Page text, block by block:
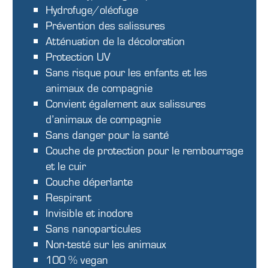
Hydrofuge/oléofuge
Prévention des salissures
Atténuation de la décoloration
Protection UV
Sans risque pour les enfants et les
animaux de compagnie
Convient également aux salissures
d’animaux de compagnie
Sans danger pour la santé
Couche de protection pour le rembourrage
et le cuir
Couche déperlante
Respirant
Invisible et inodore
Sans nanoparticules
Non-testé sur les animaux
100 % vegan